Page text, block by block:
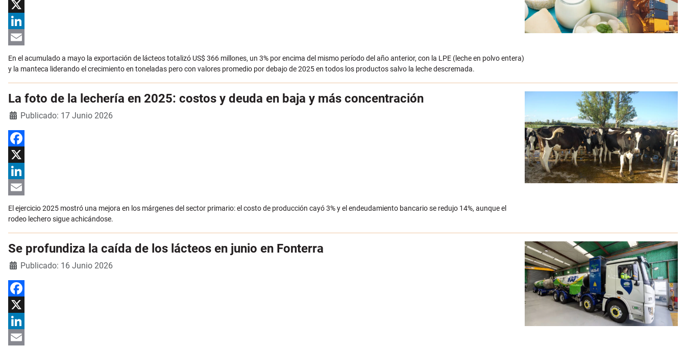
Facebook
X
LinkedIn
Email
En el acumulado a mayo la exportación de lácteos totalizó US$ 366 millones, un 3% por encima del mismo período del año anterior, con la LPE (leche en polvo entera)
y la manteca liderando el crecimiento en toneladas pero con valores promedio por debajo de 2025 en todos los productos salvo la leche descremada.
La foto de la lechería en 2025: costos y deuda en baja y más concentración
DetallesPublicado: 17 Junio 2026
Facebook
X
LinkedIn
Email
El ejercicio 2025 mostró una mejora en los márgenes del sector primario: el costo de producción cayó 3% y el endeudamiento bancario se redujo 14%, aunque el
rodeo lechero sigue achicándose.
Se profundiza la caída de los lácteos en junio en Fonterra
DetallesPublicado: 16 Junio 2026
Facebook
X
LinkedIn